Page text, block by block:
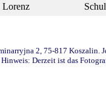
Lorenz
2, 75-817 Koszalin.
Derzeit ist das